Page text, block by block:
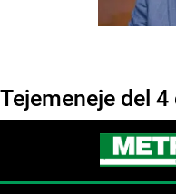
Tejemeneje del